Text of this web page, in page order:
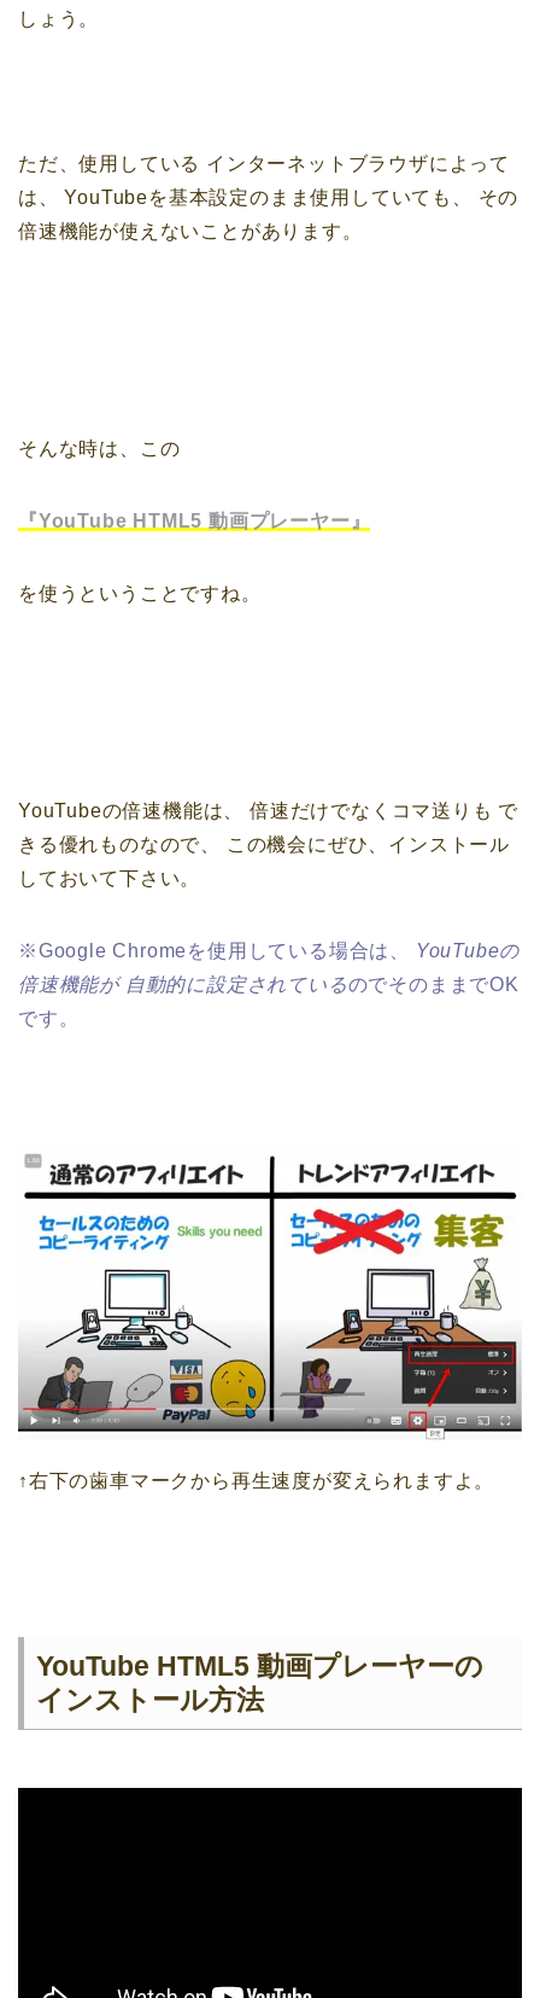
しょう。
ただ、使用している インターネットブラウザによって
は、
YouTubeを基本設定のまま使用していても、
その
倍速機能が使えないことがあります。
そんな時は、この
『YouTube HTML5 動画プレーヤー』
を使うということですね。
YouTubeの倍速機能は、 倍速だけでなくコマ送りも で
きる優れものなので、
この機会にぜひ、インストール
しておいて下さい。
※Google Chromeを使用している場合は、
YouTubeの
倍速機能が自動的に設定されているのでそのままでOK
です。
↑右下の歯車マークから再生速度が変えられますよ。
YouTube HTML5 動画プレーヤーの
インストール方法